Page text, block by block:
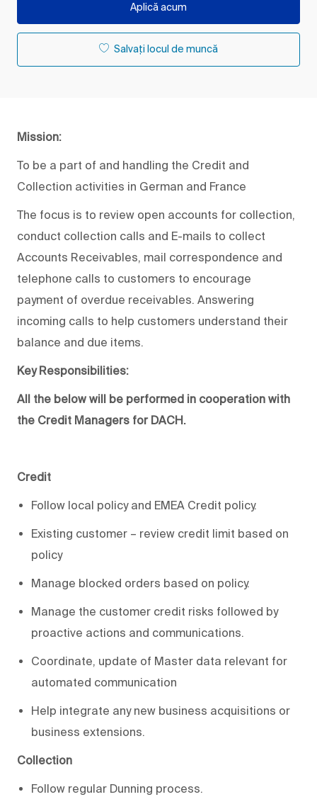
Aplică acum
Salvați locul de muncă
Mission:
To be a part of and handling the Credit and
Collection activities in German and France
The focus is to review open accounts for collection,
conduct collection calls and E-mails to collect
Accounts Receivables, mail correspondence and
telephone calls to customers to encourage
payment of overdue receivables. Answering
incoming calls to help customers understand their
balance and due items.
Key Responsibilities:
All the below will be performed in cooperation with
the Credit Managers for DACH.
Credit
Follow local policy and EMEA Credit policy.
Existing customer – review credit limit based on
policy
Manage blocked orders based on policy.
Manage the customer credit risks followed by
proactive actions and communications.
Coordinate, update of Master data relevant for
automated communication
Help integrate any new business acquisitions or
business extensions.
Collection
Follow regular Dunning process.